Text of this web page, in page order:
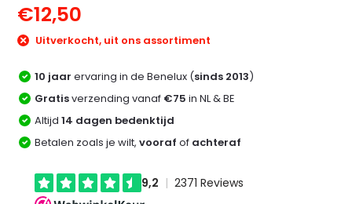
€12,50
Uitverkocht, uit ons assortiment
10 jaar ervaring in de Benelux (sinds 2013)
Gratisverzending vanaf €75 in NL & BE
Altijd14 dagen bedenktijd
Betalen zoals je wilt,vooraf of achteraf